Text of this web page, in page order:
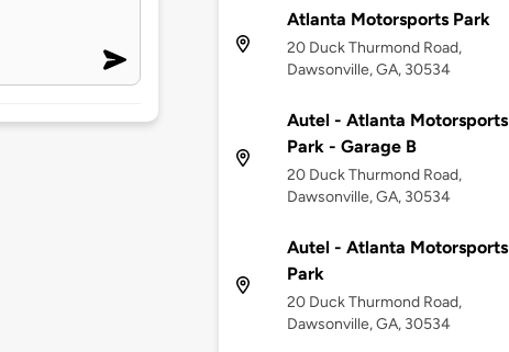
Atlanta Motorsports Park
20 Duck Thurmond Road,
Dawsonville, GA, 30534
Autel - Atlanta Motorsports
Park - Garage B
20 Duck Thurmond Road,
Dawsonville, GA, 30534
Autel - Atlanta Motorsports
Park
20 Duck Thurmond Road,
Dawsonville, GA, 30534